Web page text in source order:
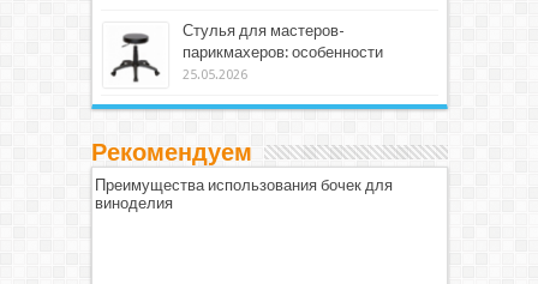
Стулья для мастеров-
парикмахеров: особенности
25.05.2026
Рекомендуем
Преимущества использования бочек для
виноделия